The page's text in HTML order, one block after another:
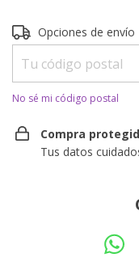
Entregas para el CP:
Opciones de envío
No sé mi código postal
Compra
Tus datos